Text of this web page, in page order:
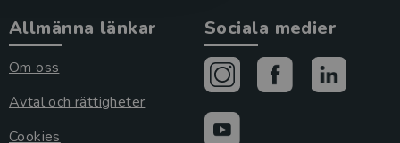
Allmänna länkar
Om oss
Avtal och rättigheter
Cookies
Sociala medier